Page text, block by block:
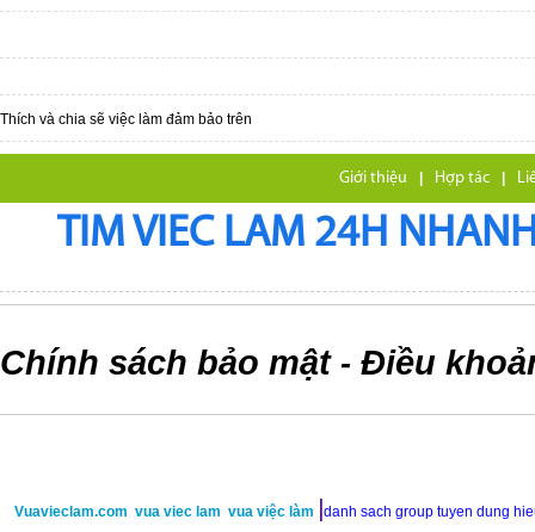
Thích và chia sẽ việc làm đảm bảo trên
Giới thiệu | Hợp tác |
TIM VIEC LAM 24H
Chính sách bảo mật - Điều
Vuavieclam.com vua viec lam vua việc làm |danh sach group tuyen dung